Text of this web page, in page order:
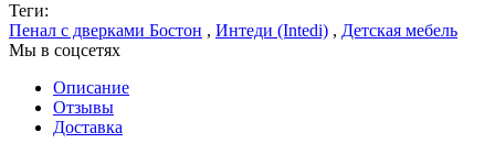
Теги:
Пенал с дверками Бостон , Интеди (Intedi) , Детская мебель
Мы в соцсетях
Описание
Отзывы
Доставка